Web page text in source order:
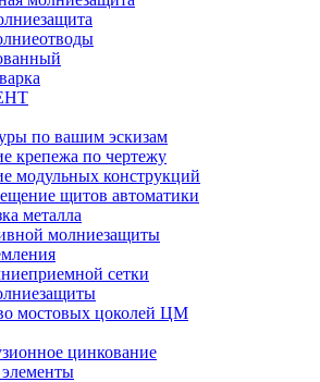
по вашим эскизам
крепежа по чертежу
модульных конструкций
щитов автоматики
металла
молниезащиты
сетки
мостовых цоколей ЦМ
цинкование